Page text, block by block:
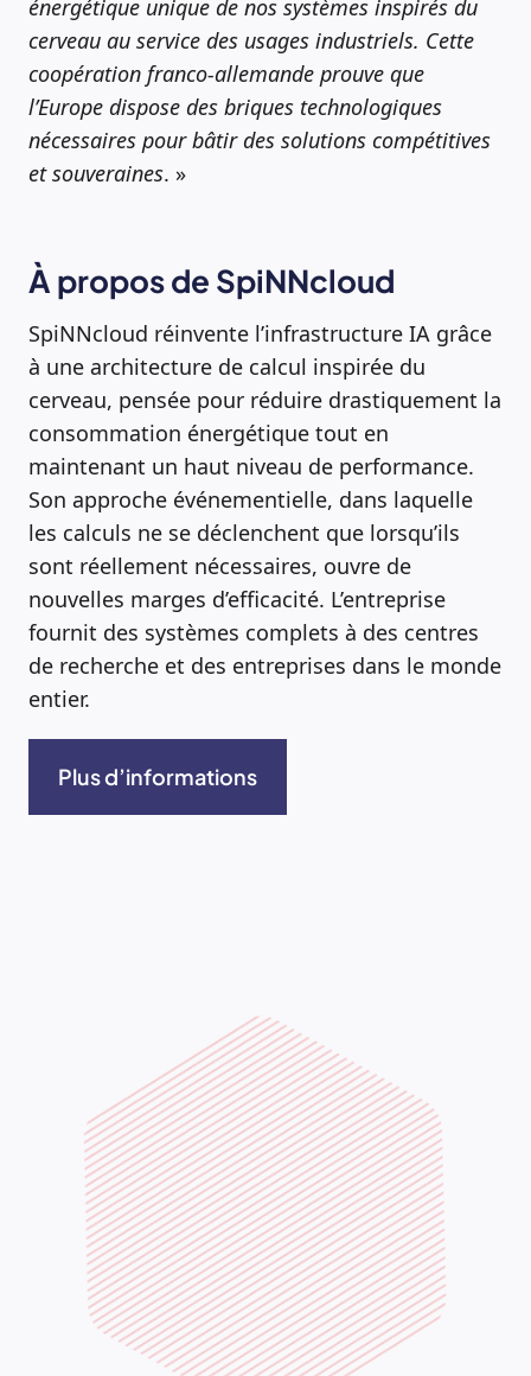
énergétique unique de nos systèmes inspirés du
cerveau au service des usages industriels. Cette
coopération franco-allemande prouve que
l’Europe dispose des briques technologiques
nécessaires pour bâtir des solutions compétitives
et souveraines. »
À propos de SpiNNcloud
SpiNNcloud réinvente l’infrastructure IA grâce
à une architecture de calcul inspirée du
cerveau, pensée pour réduire drastiquement la
consommation énergétique tout en
maintenant un haut niveau de performance.
Son approche événementielle, dans laquelle
les calculs ne se déclenchent que lorsqu’ils
sont réellement nécessaires, ouvre de
nouvelles marges d’efficacité. L’entreprise
fournit des systèmes complets à des centres
de recherche et des entreprises dans le monde
entier.
Plus d’informations